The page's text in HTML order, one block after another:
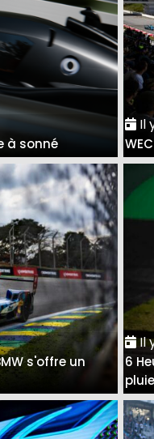
à sonné
Il
s'offre un
Il
6
pluie